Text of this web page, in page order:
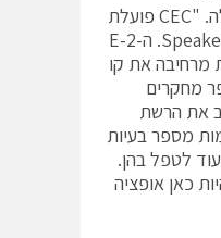
הפלטפורמות ברשת שלה. "CEC פועלת
בקו ראיה בלבד", אומר Speake. ה-E-2
מרחיבה את קו
מחקרים
את הרשת
מספר בעיות
לטפל בהן.
כאן אופציה